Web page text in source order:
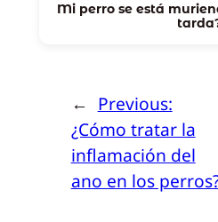
Mi perro se está
← Previous:
¿Cómo tratar la
inflamación del
ano en los